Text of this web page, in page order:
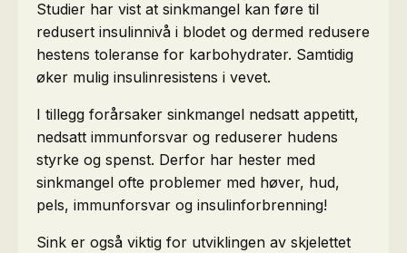
Studier har vist at sinkmangel kan føre til
redusert insulinnivå i blodet og dermed redusere
hestens toleranse for karbohydrater. Samtidig
øker mulig insulinresistens i vevet.
I tillegg forårsaker sinkmangel nedsatt appetitt,
nedsatt immunforsvar og reduserer hudens
styrke og spenst. Derfor har hester med
sinkmangel ofte problemer med høver, hud,
pels, immunforsvar og insulinforbrenning!
Sink er også viktig for utviklingen av skjelettet